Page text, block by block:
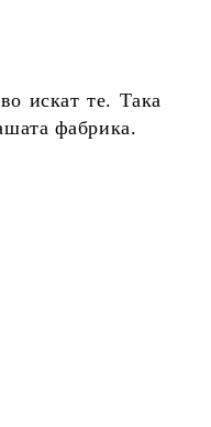
искат те. Така
фабрика.